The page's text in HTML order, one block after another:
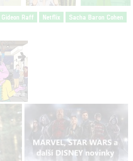
Gideon Raff Netflix
Sacha Baron Cohen